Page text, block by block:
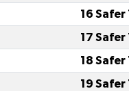
16 Safer
17 Safer
18 Safer
19 Safer